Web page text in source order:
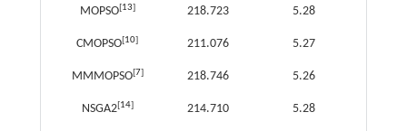
MOPSO[13] 218.723 5.28
CMOPSO[10] 211.076 5.27
MMMOPSO[7] 218.746 5.26
NSGA2[14] 214.710 5.28